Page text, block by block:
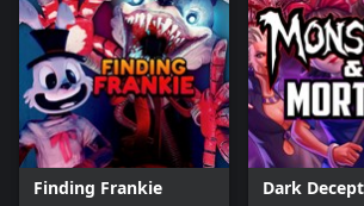
Finding Frankie
Dark